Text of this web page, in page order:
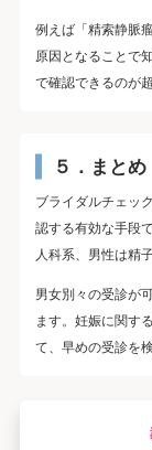
例えば「精索静脈
原因となることで
で確認できるのが
５．まとめ
ブライダルチェッ
認する有効な手段
人科系、男性は精
男女別々の受診が
ます。妊娠に関す
て、早めの受診を